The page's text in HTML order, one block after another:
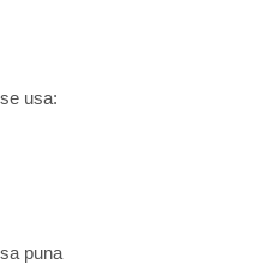
usa:
puna